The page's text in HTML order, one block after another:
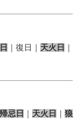
｜復日｜ 天火日
帰忌日 天火日
狼